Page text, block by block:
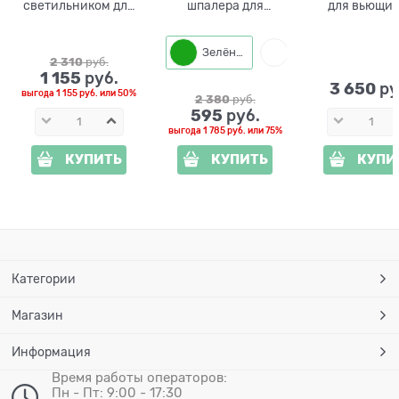
светильником для
2 310 руб.
1 155 руб.
выгода1 155 руб. или50%
КУПИТЬ
шпалера для
растений 58-968
Зелёный
2 380 руб.
595 руб.
выгода 1 785 руб. или75%
КУПИТЬ
для
3 650
Категории
Магазин
Информация
Время работы операторов:
Пн - Пт: 9:00 - 17:30